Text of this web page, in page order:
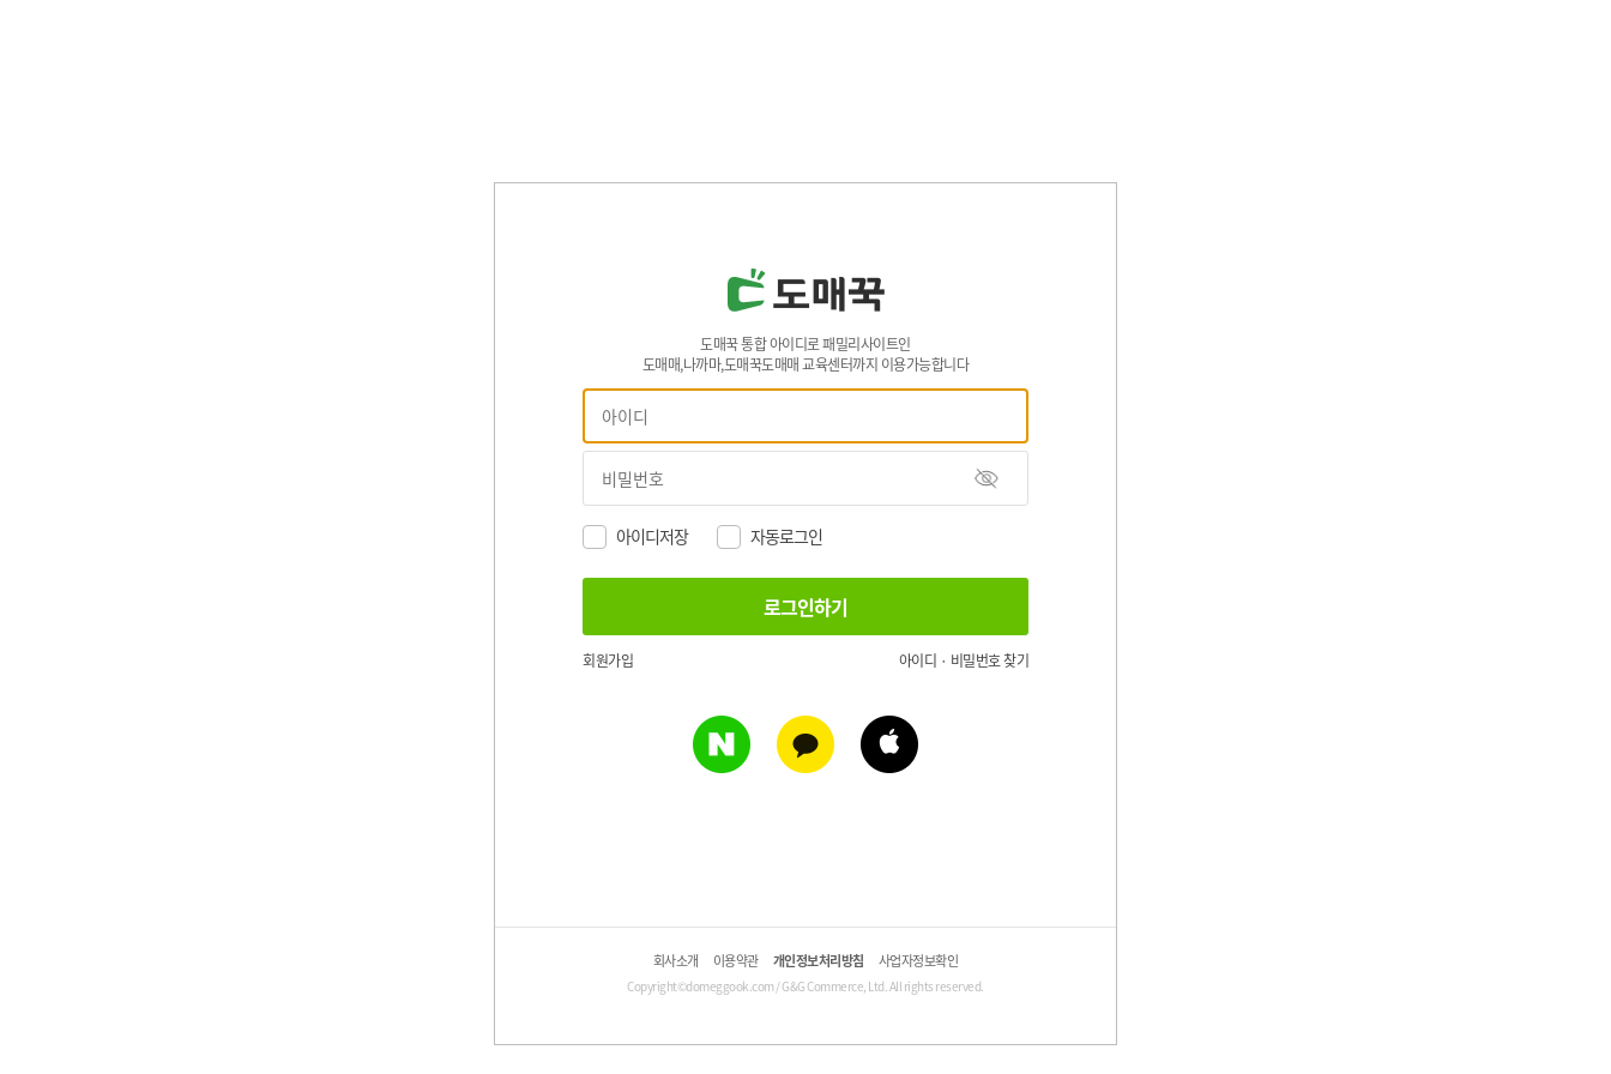
도매꾹 통합 아이디로 패밀리사이트인
도매매,나까마,도매꾹도매매 교육센터까지 이용가능합니다
아이디저장 자동로그인
회원가입 아이디 · 비밀번호 찾기
회사소개 이용약관 개인정보처리방침 사업자정보확인
Copyright©domeggook.com / G&G Commerce, Ltd. All rights reserved.